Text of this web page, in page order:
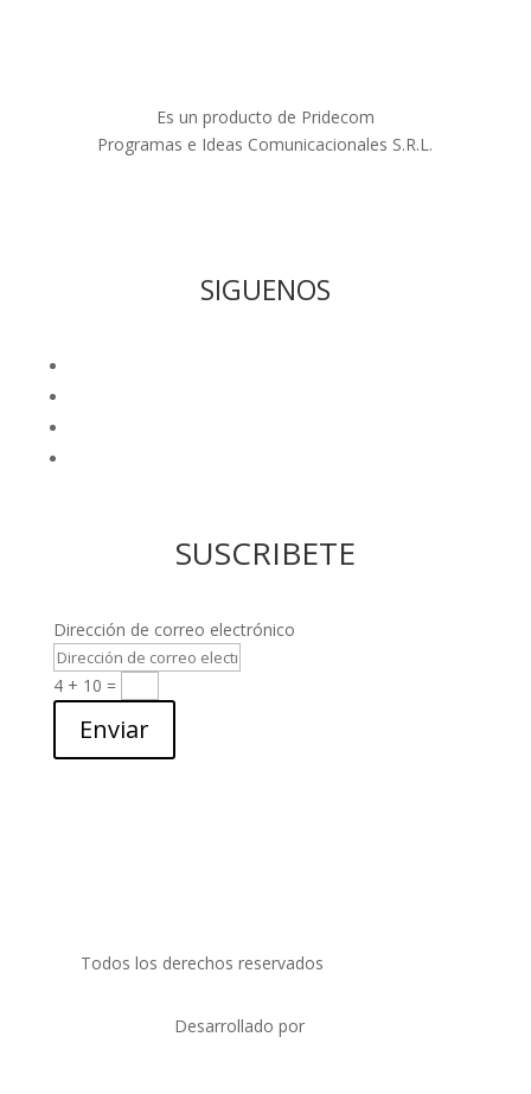
Es un producto de Pridecom
Programas e Ideas Comunicacionales S.R.L.
SIGUENOS
SUSCRIBETE
Dirección de correo electrónico
4 + 10 =
Enviar
Todos los derechos reservados
Desarrollado por